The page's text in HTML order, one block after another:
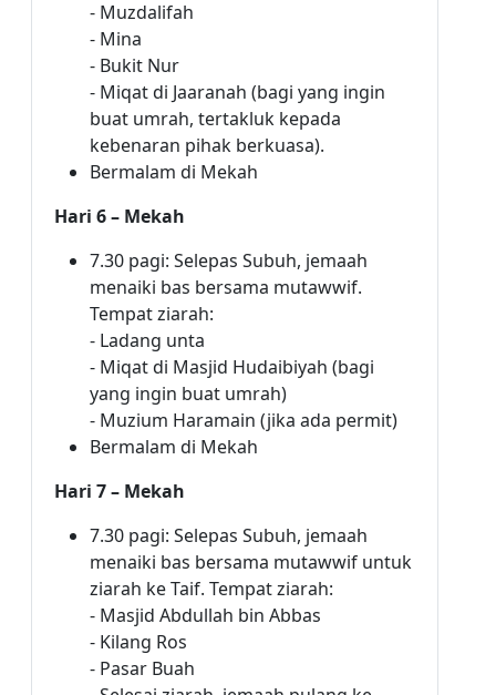
- Muzdalifah
- Mina
- Bukit Nur
- Miqat di Jaaranah (bagi yang ingin
buat umrah, tertakluk kepada
kebenaran pihak berkuasa).
Bermalam di Mekah
Hari 6 – Mekah
7.30 pagi: Selepas Subuh, jemaah
menaiki bas bersama mutawwif.
Tempat ziarah:
- Ladang unta
- Miqat di Masjid Hudaibiyah (bagi
yang ingin buat umrah)
- Muzium Haramain (jika ada permit)
Bermalam di Mekah
Hari 7 – Mekah
7.30 pagi: Selepas Subuh, jemaah
menaiki bas bersama mutawwif untuk
ziarah ke Taif. Tempat ziarah:
- Masjid Abdullah bin Abbas
- Kilang Ros
- Pasar Buah